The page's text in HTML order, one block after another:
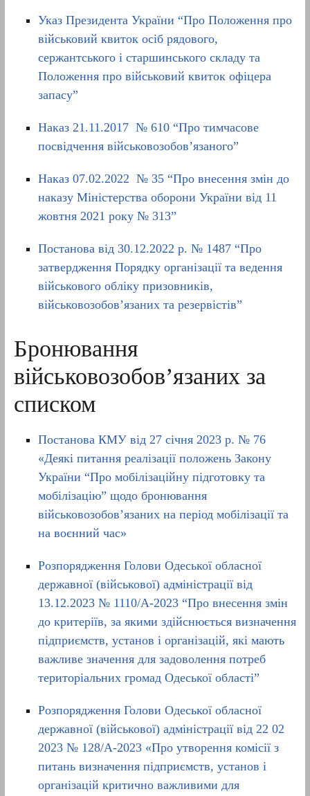
Указ Президента України “Про Положення про
військовий квиток осіб рядового,
сержантського і старшинського складу та
Положення про військовий квиток офіцера
запасу”
Наказ 21.11.2017 № 610 “Про тимчасове
посвідчення військовозобов’язаного”
Наказ 07.02.2022 № 35 “Про внесення змін до
наказу Міністерства оборони України від 11
жовтня 2021 року № 313”
Постанова від 30.12.2022 р. № 1487 “Про
затвердження Порядку організації та ведення
військового обліку призовників,
військовозобов’язаних та резервістів”
Бронювання
військовозобов’язаних за
списком
Постанова КМУ від 27 січня 2023 р. № 76
«Деякі питання реалізації положень Закону
України “Про мобілізаційну підготовку та
мобілізацію” щодо бронювання
військовозобов’язаних на період мобілізації та
на воєнний час»
Розпорядження Голови Одеської обласної
державної (військової) адміністрації від
13.12.2023 № 1110/А-2023 “Про внесення змін
до критеріїв, за якими здійснюється визначення
підприємств, установ і організацій, які мають
важливе значення для задоволення потреб
територіальних громад Одеської області”
Розпорядження Голови Одеської обласної
державної (військової) адміністрації від 22 02
2023 № 128/A-2023 «Про утворення комісії з
питань визначення підприємств, установ і
організацій критично важливими для